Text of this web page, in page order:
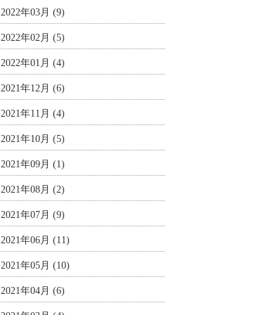
2022年03月 (9)
2022年02月 (5)
2022年01月 (4)
2021年12月 (6)
2021年11月 (4)
2021年10月 (5)
2021年09月 (1)
2021年08月 (2)
2021年07月 (9)
2021年06月 (11)
2021年05月 (10)
2021年04月 (6)